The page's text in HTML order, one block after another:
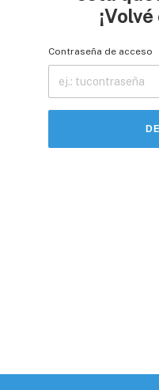
Contraseña de acceso